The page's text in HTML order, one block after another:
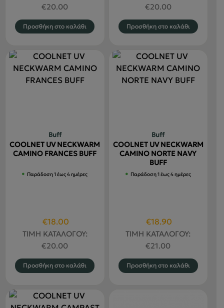
was:
€20.00.είναι:
€18.00.
€20.00
Προσθήκη στο καλάθι
was:
€20.00.είναι:
€18.00.
€20.00
Προσθήκη στο καλάθι
Buff
COOLNET UV NECKWARM
CAMINO FRANCES BUFF
Παράδοση 1 έως 4 ημέρες
Original
price
was:
€20.00.
€18.00
τρέχουσα
είναι:
€18.00.
ΤΙΜΗ ΚΑΤΑΛΟΓΟΥ:
€20.00
Προσθήκη στο καλάθι
Buff
COOLNET UV NECKWARM
CAMINO NORTE NAVY
BUFF
Παράδοση 1 έως 4 ημέρες
Original
price
was:
€21.00.
€18.90
τρέχουσα
είναι:
€18.90.
ΤΙΜΗ ΚΑΤΑΛΟΓΟΥ:
€21.00
Προσθήκη στο καλάθι